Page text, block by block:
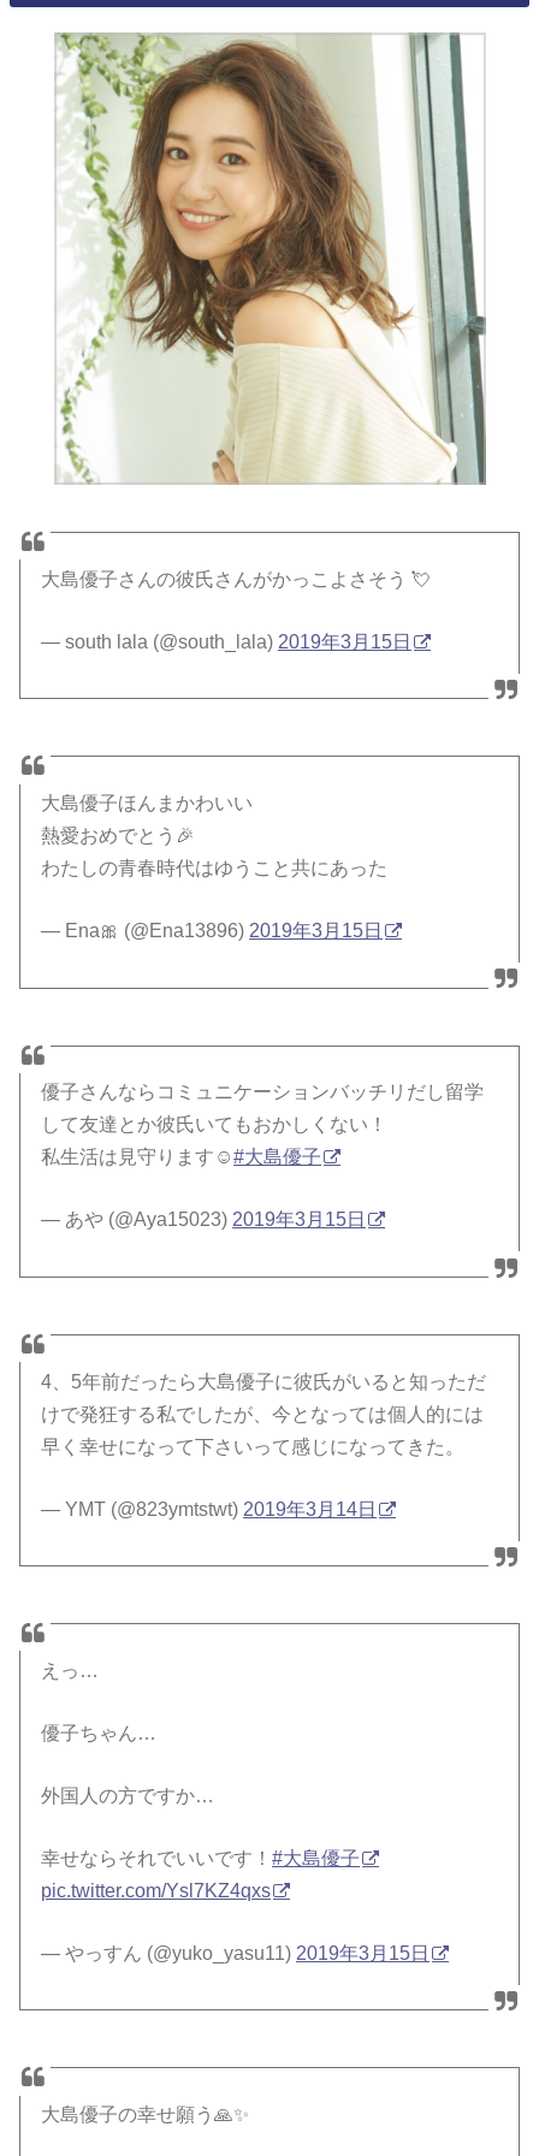
大島優子さんの彼氏さんがかっこよさそう 💘
— south lala (@south_lala) 2019年3月15日
大島優子ほんまかわいい
熱愛おめでとう🎉
わたしの青春時代はゆうこと共にあった
— Ena🎀 (@Ena13896) 2019年3月15日
優子さんならコミュニケーションバッチリだし留学
して友達とか彼氏いてもおかしくない！
私生活は見守ります☺️#大島優子
— あや (@Aya15023)2019年3月15日
4、5年前だったら大島優子に彼氏がいると知っただ
けで発狂する私でしたが、今となっては個人的には
早く幸せになって下さいって感じになってきた。
— YMT (@823ymtstwt) 2019年3月14日
えっ…
優子ちゃん…
外国人の方ですか…
幸せならそれでいいです！#大島優子
pic.twitter.com/Ysl7KZ4qxs
— やっすん (@yuko_yasu11) 2019年3月15日
大島優子の幸せ願う🙏✨